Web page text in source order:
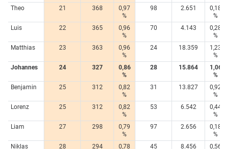
Theo
21 368
0,97
%
98 2.651
0,18
%
Luis
22 365
0,96
%
70 4.143
0,28
%
Matthias
23 363
0,96
%
24 18.359
1,23
%
Johannes
24 327
0,86
%
28 15.864
1,06
%
Benjamin
25 312
0,82
%
31 13.827
0,92
%
Lorenz
25 312
0,82
%
53 6.542
0,44
%
Liam
27 298
0,79
%
97 2.656
0,18
%
Niklas
28 294 0,78 45 8.456 0,56